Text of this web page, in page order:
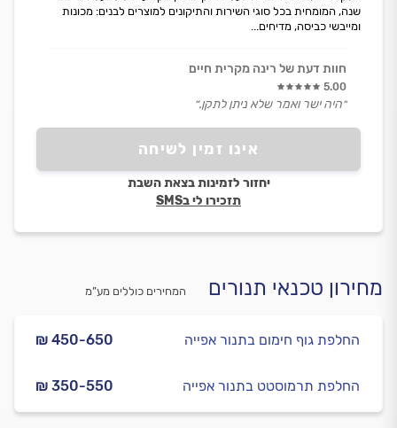
אינו זמין לשיחה
יחזור לזמינות בצאת השבת
תזכירו לי בSMS
שנה, המומחית בכל סוגי השירות והתיקונים למוצרים לבנים: מכונות
ומייבשי כביסה, מדיחים...
חוות דעת של רינה מקרית חיים
5.00
״היה ישר ואמר שלא ניתן לתקן.״
מחירון טכנאי תנורים המחירים כוללים מע”מ
₪ 450-650 החלפת גוף חימום בתנור אפייה
₪ 350-550 החלפת תרמוסטט בתנור אפייה